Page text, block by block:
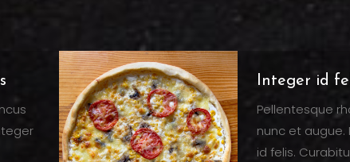
Integer id
Pellentesque
nunc et augue.
id felis.